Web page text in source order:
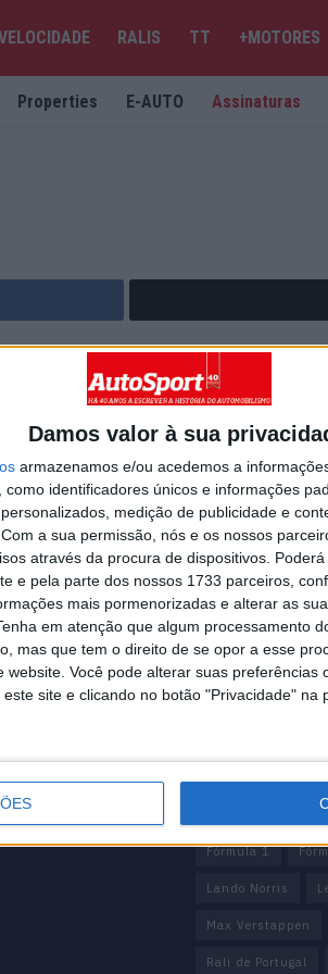
Damos valor à sua
armazenamos e/ou acedemos a
identificadores únicos e informações
medição de publicidade e
Com a sua permissão, nós e os nossos
através da procura de dispositivos.
e pela parte dos nossos 1733 parceiros,
mais pormenorizadas e alterar as
em atenção que algum processamento
mas que tem o direito de se opor a esse
website. Você pode alterar suas preferências
site e clicando no botão "Privacidade" na
RALIS TT +MOTORES
Properties E-AUTO Assinaturas
Tags
António Félix da
Armindo Araújo
Fórmula 1
Lando Norris
Max Verstappen
Rali de Portugal